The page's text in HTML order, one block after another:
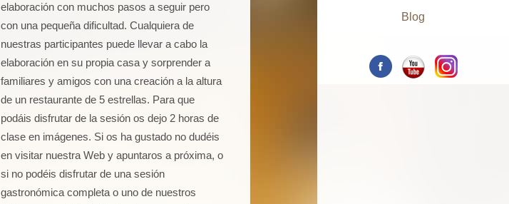
Blog
elaboración con muchos pasos a seguir pero
con una pequeña dificultad. Cualquiera de
nuestras participantes puede llevar a cabo la
elaboración en su propia casa y sorprender a
familiares y amigos con una creación a la altura
de un restaurante de 5 estrellas. Para que
podáis disfrutar de la sesión os dejo 2 horas de
clase en imágenes. Si os ha gustado no dudéis
en visitar nuestra Web y apuntaros a próxima, o
si no podéis disfrutar de una sesión
gastronómica completa o uno de nuestros